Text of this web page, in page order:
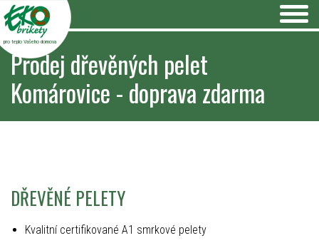
pro teplo Vašeho domova
Prodej dřevěných pelet
Komárovice - doprava zdarma
DŘEVĚNÉ PELETY
Kvalitní certifikované A1 smrkové pelety